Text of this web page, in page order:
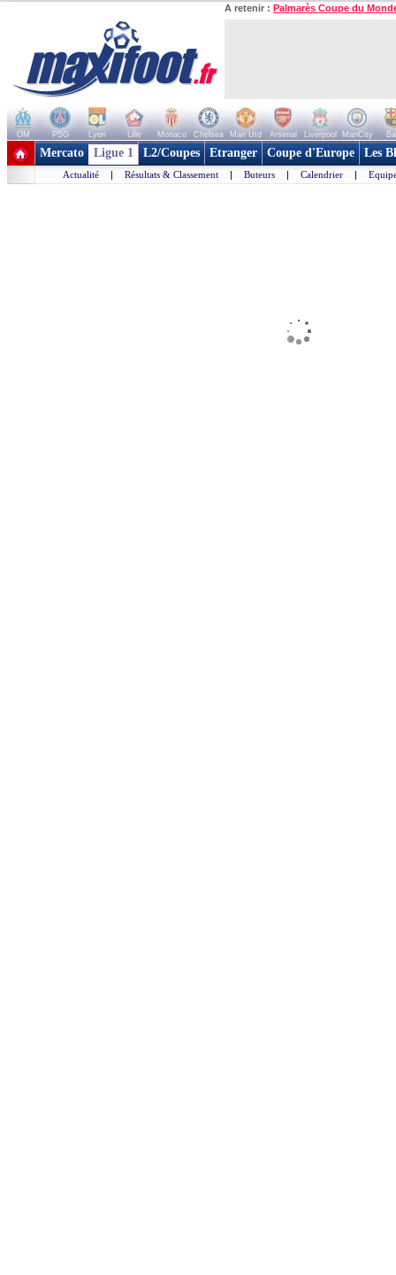
A retenir : Palmarès Coupe du
OM PSG Lyon Lille Monaco Chelsea Man Utd Arsenal Liverpool ManCity
+ de clubs
Mercato Ligue 1 L2/Coupes Etranger Coupe d'Europe Les
Actualité | Résultats & Classement | Buteurs | Calendrier |